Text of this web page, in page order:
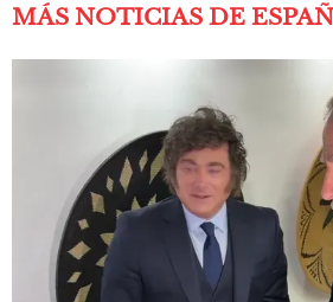
MÁS NOTICIAS DE